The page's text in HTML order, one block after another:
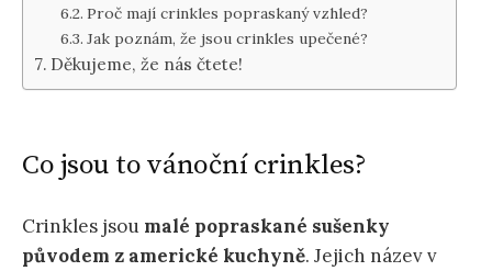
Proč mají crinkles popraskaný vzhled?
Jak poznám, že jsou crinkles upečené?
Děkujeme, že nás čtete!
Co jsou to vánoční crinkles?
Crinkles jsou malé popraskané sušenky
původem z americké kuchyně. Jejich název v